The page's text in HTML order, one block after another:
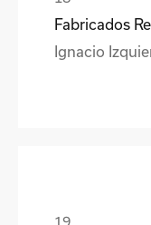
Fabricados
Ignacio